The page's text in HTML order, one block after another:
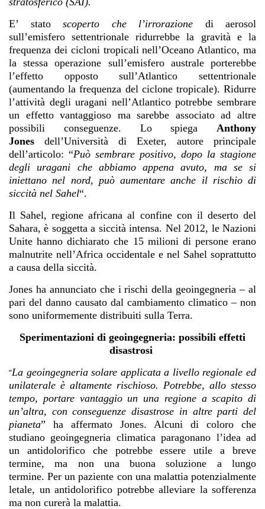
E’ stato scoperto che l’irrorazione di aerosol
sull’emisfero settentrionale ridurrebbe la gravità e la
frequenza dei cicloni tropicali nell’Oceano Atlantico, ma
la stessa operazione sull’emisfero australe porterebbe
l’effetto opposto sull’Atlantico settentrionale
(aumentando la frequenza del ciclone tropicale). Ridurre
l’attività degli uragani nell’Atlantico potrebbe sembrare
un effetto vantaggioso ma sarebbe associato ad altre
possibili conseguenze. Lo spiega Anthony
Jones dell’Università di Exeter, autore principale
dell’articolo: “Può sembrare positivo, dopo la stagione
degli uragani che abbiamo appena avuto, ma se si
iniettano nel nord, può aumentare anche il rischio di
siccità nel Sahel“.
Il Sahel, regione africana al confine con il deserto del
Sahara, è soggetta a siccità intensa. Nel 2012, le Nazioni
Unite hanno dichiarato che 15 milioni di persone erano
malnutrite nell’Africa occidentale e nel Sahel soprattutto
a causa della siccità.
Jones ha annunciato che i rischi della geoingegneria – al
pari del danno causato dal cambiamento climatico – non
sono uniformemente distribuiti sulla Terra.
Sperimentazioni di geoingegneria: possibili effetti
disastrosi
“La geoingegneria solare applicata a livello regionale ed
unilaterale è altamente rischioso. Potrebbe, allo stesso
tempo, portare vantaggio un una regione a scapito di
un’altra, con conseguenze disastrose in altre parti del
pianeta” ha affermato Jones. Alcuni di coloro che
studiano geoingegneria climatica paragonano l’idea ad
un antidolorifico che potrebbe essere utile a breve
termine, ma non una buona soluzione a lungo
termine. Per un paziente con una malattia potenzialmente
letale, un antidolorifico potrebbe alleviare la sofferenza
ma non curerà la malattia.